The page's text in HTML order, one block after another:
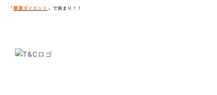
「酵素ダイエット 」で決まり！！